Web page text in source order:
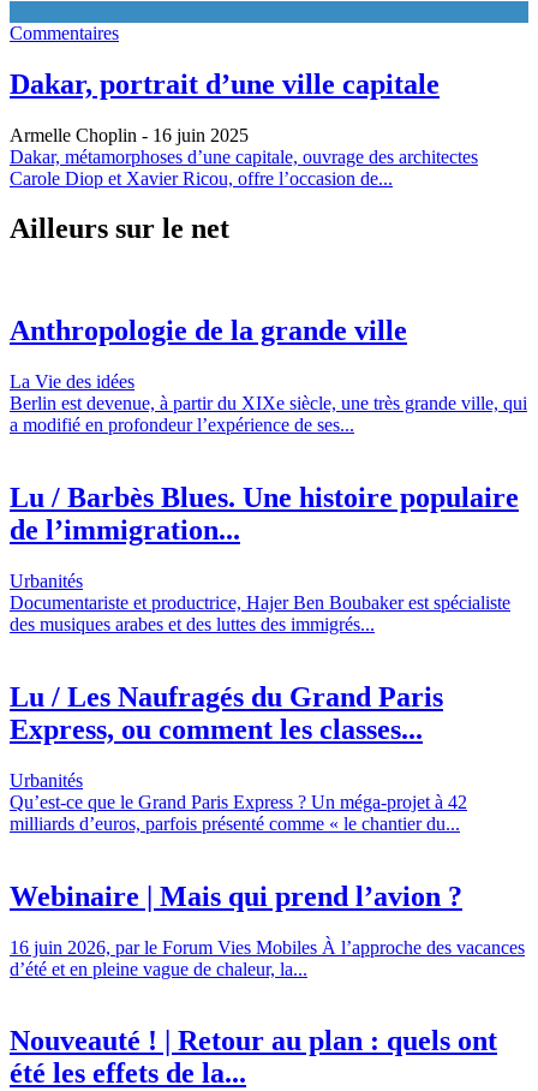
Commentaires
Dakar, portrait d’une ville capitale
Armelle Choplin - 16 juin 2025
Dakar, métamorphoses d’une capitale, ouvrage des architectes
Carole Diop et Xavier Ricou, offre l’occasion de...
Ailleurs sur le net
Anthropologie de la grande ville
La Vie des idées
Berlin est devenue, à partir du XIXe siècle, une très grande ville, qui
a modifié en profondeur l’expérience de ses...
Lu / Barbès Blues. Une histoire populaire
de l’immigration...
Urbanités
Documentariste et productrice, Hajer Ben Boubaker est spécialiste
des musiques arabes et des luttes des immigrés...
Lu / Les Naufragés du Grand Paris
Express, ou comment les classes...
Urbanités
Qu’est-ce que le Grand Paris Express ? Un méga-projet à 42
milliards d’euros, parfois présenté comme « le chantier du...
Webinaire | Mais qui prend l’avion ?
16 juin 2026, par le Forum Vies Mobiles À l’approche des vacances
d’été et en pleine vague de chaleur, la...
Nouveauté ! | Retour au plan : quels ont
été les effets de la...